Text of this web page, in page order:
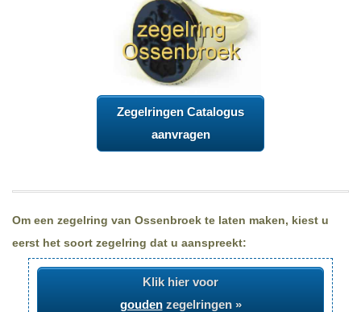
Zegelringen Catalogus
aanvragen
Om een zegelring van Ossenbroek te laten maken, kiest u
eerst het soort zegelring dat u aanspreekt:
Klik hier voor
goudenzegelringen »